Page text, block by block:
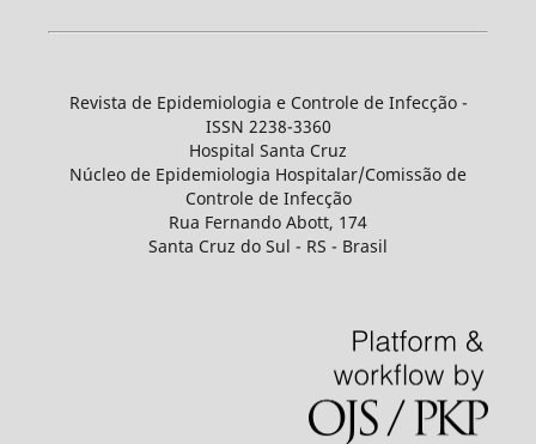
Revista de Epidemiologia e Controle de Infecção -
ISSN 2238-3360
Hospital Santa Cruz
Núcleo de Epidemiologia Hospitalar/Comissão de
Controle de Infecção
Rua Fernando Abott, 174
Santa Cruz do Sul - RS - Brasil